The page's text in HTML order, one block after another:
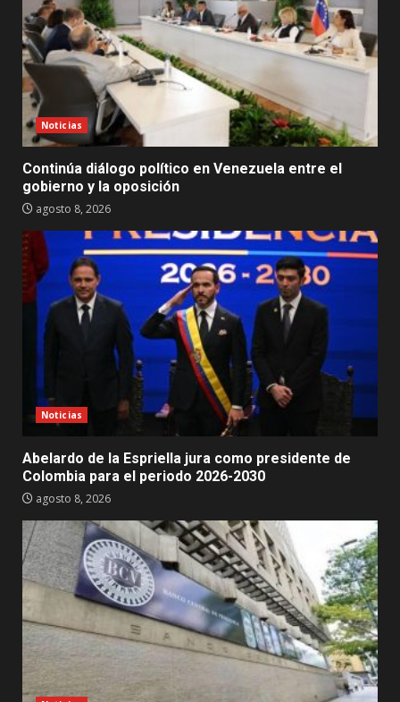
Noticias
Continúa diálogo político en Venezuela entre el
gobierno y la oposición
agosto 8, 2026
Noticias
Abelardo de la Espriella jura como presidente de
Colombia para el periodo 2026-2030
agosto 8, 2026